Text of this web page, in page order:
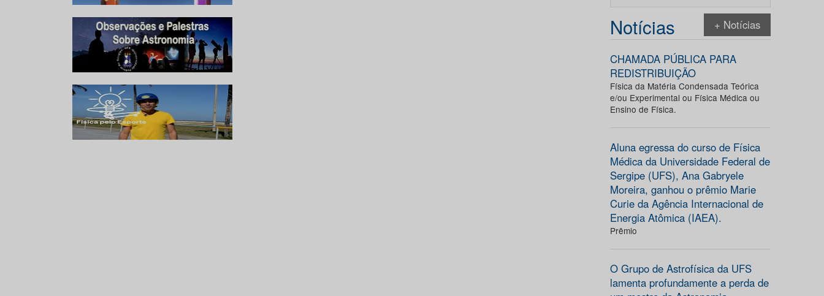
Notícias + Notícias
CHAMADA PÚBLICA PARA
REDISTRIBUIÇÃO
Física da Matéria Condensada Teórica
e/ou Experimental ou Física Médica ou
Ensino de Física.
Aluna egressa do curso de Física
Médica da Universidade Federal de
Sergipe (UFS), Ana Gabryele
Moreira, ganhou o prêmio Marie
Curie da Agência Internacional de
Energia Atômica (IAEA).
Prêmio
O Grupo de Astrofísica da UFS
lamenta profundamente a perda de